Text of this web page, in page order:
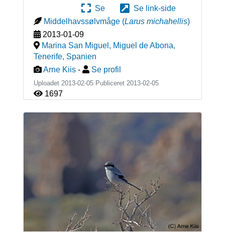
Se
Se link-side
Middelhavssølvmåge (Larus michahellis)
2013-01-09
Marina San Miguel, Miguel de Abona,
Tenerife, Spanien
Arne Kiis - Se profil
Uploadet 2013-02-05 Publiceret 2013-02-05
1697